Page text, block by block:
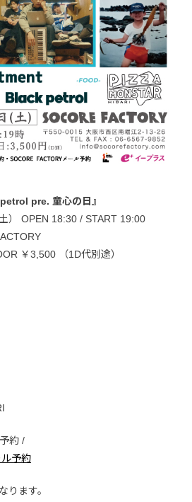
pre. 童心の日』
） OPEN 18:30 / START 19:00
￥3,500 （1D代別途）
約 /
予約
ります。